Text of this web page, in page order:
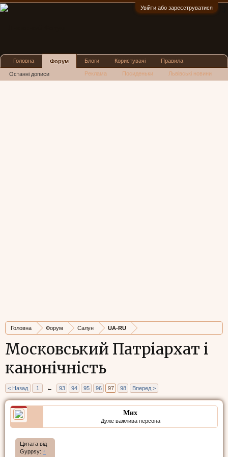
Увійти або зареєструватися
Головна Форум Салун UA-RU
Московський Патріархат і
канонічність
< Назад 1 ← 93 94 95 96 97 98 Вперед >
Мих
Дуже важлива персона
Цитата від
Gyppsy: ↑
Головна Форум
Останні дописи
Блоги Користувачі Правила
Реклама Посиденьки Львівські новини